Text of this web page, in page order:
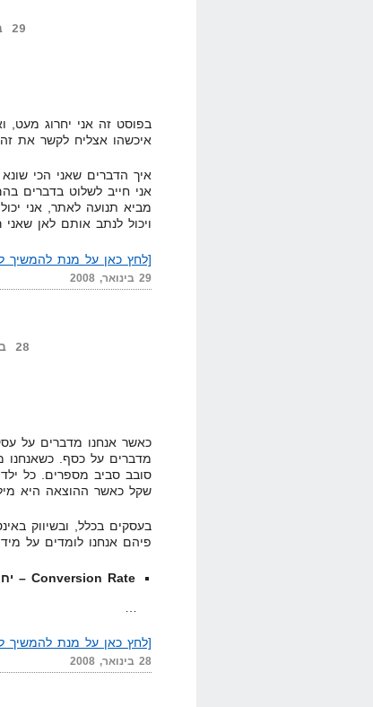
29 בינואר, 2008,
בפוסט זה אני יחרוג מעט,
איכשהו אצליח לקשר את
אני חייב לשלוט בדברים
מביא תנועה לאתר, אני
ויכול לנתב אותם לאן
[לחץ כאן על מנת להמשיך
29 בינואר, 2008
28 בינואר, 2008,
כאשר אנחנו מדברים על
מדברים על כסף. כשאנחנו
סובב סביב מספרים. כל
שקל כאשר ההוצאה היא
בעסקים בכלל, ובשיווק
פיהם אנחנו לומדים על
Conversion Rate – יחס המרה
[לחץ כאן על מנת להמשיך
28 בינואר, 2008